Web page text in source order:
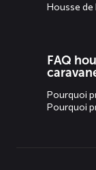
Housse de
FAQ
Pourquoi
Pourquoi